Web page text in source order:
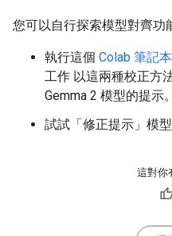
您可以自行探索模型對齊功
執行這個 Colab 筆記本
工作 以這兩種校正方
Gemma 2 模型的提示。
試試「修正提示」模
這對你